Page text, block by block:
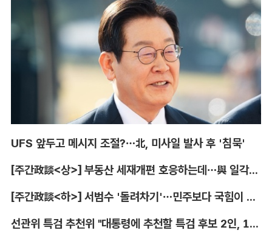
UFS 앞두고 메시지 조절?…北, 미사일 발사 후 '침묵'
[주간政談<상>] 부동산 세재개편 호응하는데…與 일각의 속내
[주간政談<하>] 서범수 '돌려차기'…민주보다 국힘이 더 발끈
선관위 특검 추천위 "대통령에 추천할 특검 후보 2인, 14일 확정"